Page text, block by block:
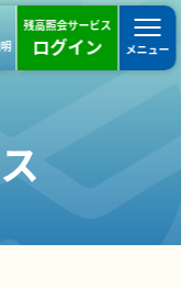
残高照会サービス
ログイン メニュー